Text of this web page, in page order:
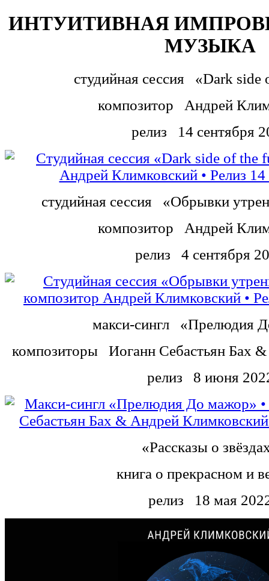
ИНТУИТИВНАЯ
МУЗЫКА
студийная сессия
«Dark side
композитор
Андрей
релиз
14 сентября
студийная сессия
«Обрывки
композитор
Андрей
релиз
4 сентября
макси-сингл
«Прелюдия
композиторы
Иоганн Себастьян Бах
релиз
8 июня
«Рассказы о
книга о прекрасном и
релиз
18 мая